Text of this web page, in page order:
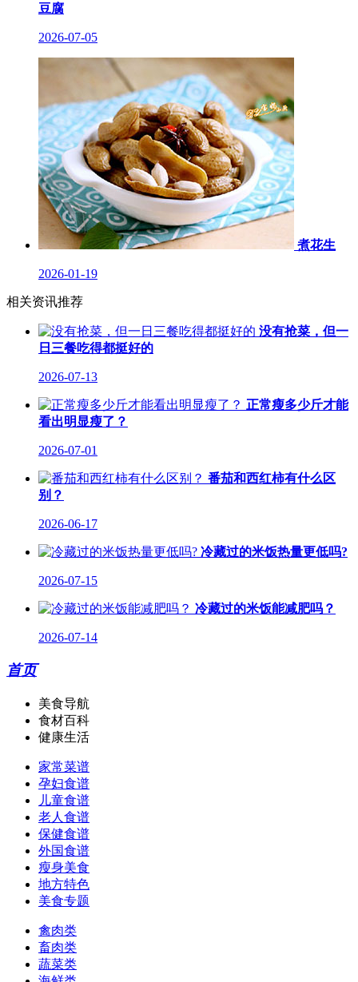
豆腐
2026-07-05
煮花生
2026-01-19
相关资讯推荐
没有抢菜，但一
日三餐吃得都挺好的
2026-07-13
正常瘦多少斤才能
看出明显瘦了？
2026-07-01
番茄和西红柿有什么区
别？
2026-06-17
冷藏过的米饭热量更低吗?
2026-07-15
冷藏过的米饭能减肥吗？
2026-07-14
首页
美食导航
食材百科
健康生活
家常菜谱
孕妇食谱
儿童食谱
老人食谱
保健食谱
外国食谱
瘦身美食
地方特色
美食专题
禽肉类
畜肉类
蔬菜类